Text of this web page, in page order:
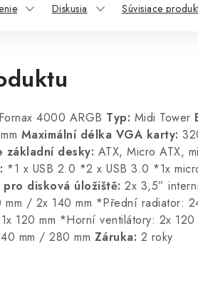
Diskusia Súvisiace
4000 ARGB Typ: Midi Tower
Maximální délka VGA karty:
základní desky: ATX, Micro ATX,
*1 x USB 2.0 *2 x USB 3.0 *1x
pro disková úložiště: 2x 3,5”
mm / 2x 140 mm *Přední radiator:
120 mm *Horní ventilátory: 2x 120
mm / 280 mm Záruka: 2 roky